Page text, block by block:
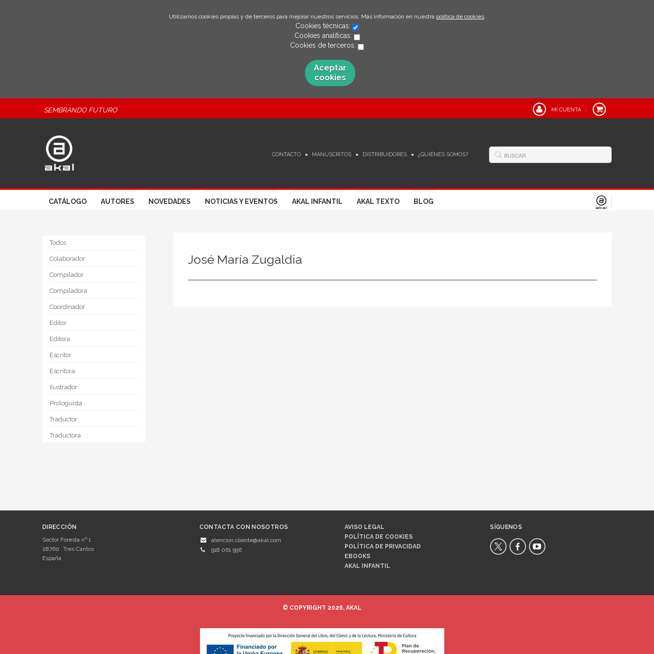
Utilizamos cookies propias y de terceros para mejorar nuestros servicios. Más información en nuestra política de cookies.
Cookies técnicas:
Cookies analíticas:
Cookies de terceros:
Aceptar
cookies
SEMBRANDO FUTURO MI CUENTA
CONTACTO MANUSCRITOS DISTRIBUIDORES ¿QUIÉNES SOMOS?
CATÁLOGO AUTORES NOVEDADES NOTICIAS Y EVENTOS AKAL INFANTIL AKAL TEXTO BLOG
Todos
Colaborador
Compilador
Compiladora
Coordinador
Editor
Editora
Escritor
Escritora
Ilustrador
Prologuista
Traductor
Traductora
José María Zugaldia
DIRECCIÓN
Sector Foresta nº 1
28760
Tres Cantos
España
CONTACTA CON NOSOTROS
atencion.cliente@akal.com
918 061 996
AVISO LEGAL
POLÍTICA DE COOKIES
POLÍTICA DE PRIVACIDAD
EBOOKS
AKAL INFANTIL
SÍGUENOS
© COPYRIGHT 2026, AKAL